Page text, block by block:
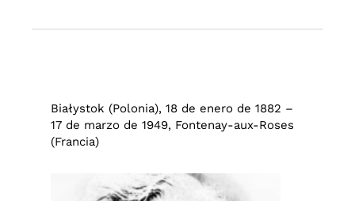
Białystok (Polonia), 18 de enero de 1882 –
17 de marzo de 1949, Fontenay-aux-Roses
(Francia)